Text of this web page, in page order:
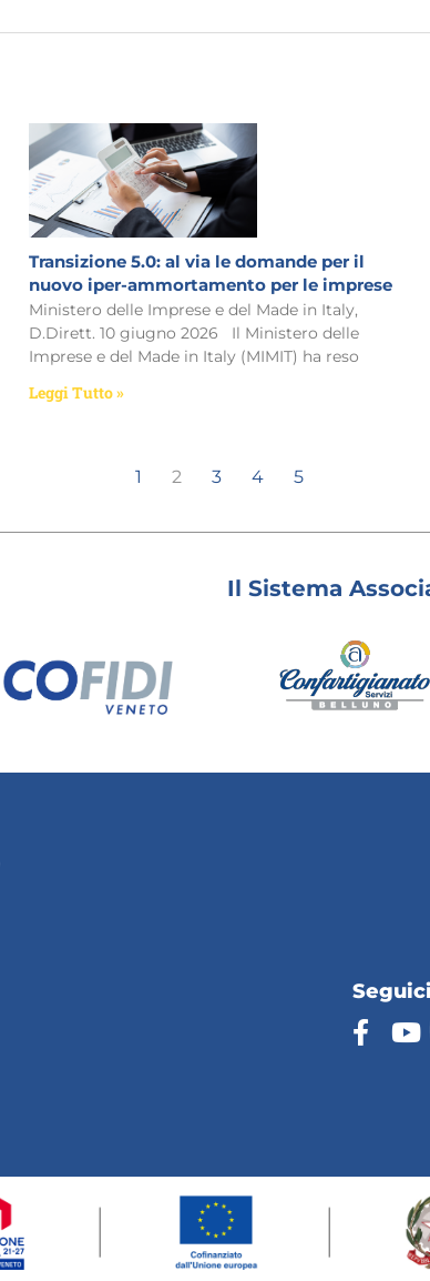
Transizione 5.0: al via le domande per il
nuovo iper-ammortamento per le imprese
Ministero delle Imprese e del Made in Italy,
D.Dirett. 10 giugno 2026 Il Ministero delle
Imprese e del Made in Italy (MIMIT) ha reso
Leggi Tutto »
1 2 3 4 5
Il Sistema